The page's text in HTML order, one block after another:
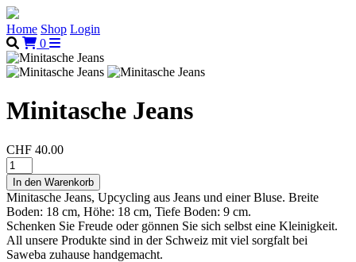
Home Shop Login
0
Minitasche Jeans
CHF 40.00
Minitasche Jeans, Upcycling aus Jeans und einer Bluse. Breite
Boden: 18 cm, Höhe: 18 cm, Tiefe Boden: 9 cm.
Schenken Sie Freude oder gönnen Sie sich selbst eine Kleinigkeit.
All unsere Produkte sind in der Schweiz mit viel sorgfalt bei
Saweba zuhause handgemacht.